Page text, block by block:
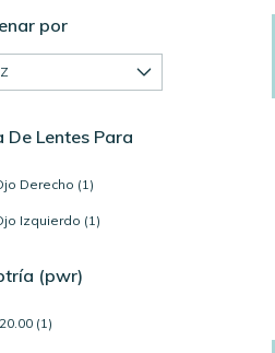
por
De Lentes Para
Derecho (1)
Izquierdo (1)
(pwr)
(1)